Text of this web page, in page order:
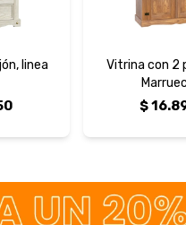
linea
Vitrina con 2
$